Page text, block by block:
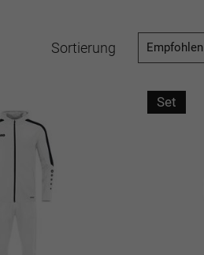
Sortierung Empfohlen
Set